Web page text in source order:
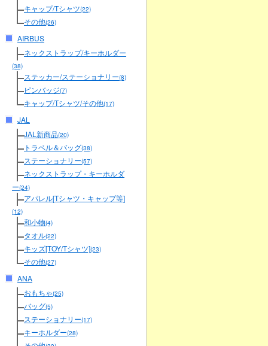
キャップ/Tシャツ(22)
その他(26)
AIRBUS
ネックストラップ/キーホルダー
(38)
ステッカー/ステーショナリー(8)
ピンバッジ(7)
キャップ/Tシャツ/その他(17)
JAL
JAL新商品(20)
トラベル＆バッグ(38)
ステーショナリー(57)
ネックストラップ・キーホルダ
ー(24)
アパレル[Tシャツ・キャップ等]
(12)
和小物(4)
タオル(22)
キッズ[TOY/Tシャツ](23)
その他(27)
ANA
おもちゃ(25)
バッグ(5)
ステーショナリー(17)
キーホルダー(28)